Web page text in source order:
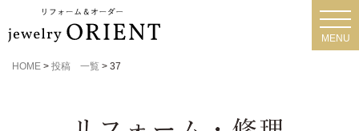
MENU
HOME > 投稿 一覧 > 37